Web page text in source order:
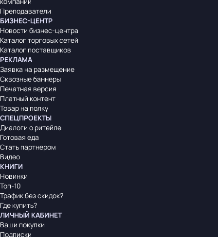
Преподаватели
БИЗНЕС-ЦЕНТР
Новости бизнес-центра
Каталог торговых сетей
Каталог поставщиков
РЕКЛАМА
Заявка на размещение
Сквозные баннеры
Печатная версия
Платный контент
Товар на полку
СПЕЦПРОЕКТЫ
Диалоги о ритейле
Готовая еда
Стать партнером
Видео
КНИГИ
Новинки
Топ-10
Трафик без скидок?
Где купить?
ЛИЧНЫЙ КАБИНЕТ
Ваши покупки
Подписки